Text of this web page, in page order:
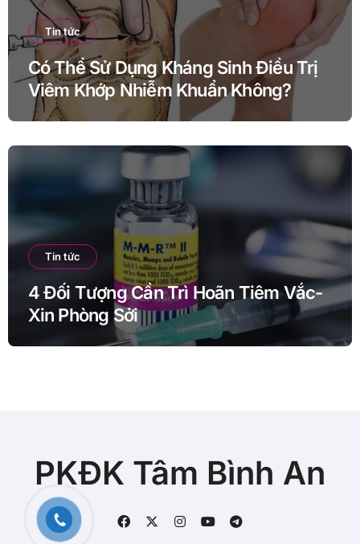
Tin tức
Có Thể Sử Dụng Kháng Sinh Điều Trị
Viêm Khớp Nhiễm Khuẩn Không?
Tin tức
4 Đối Tượng Cần Trì Hoãn Tiêm Vắc-
Xin Phòng Sởi
PKĐK Tâm Bình An